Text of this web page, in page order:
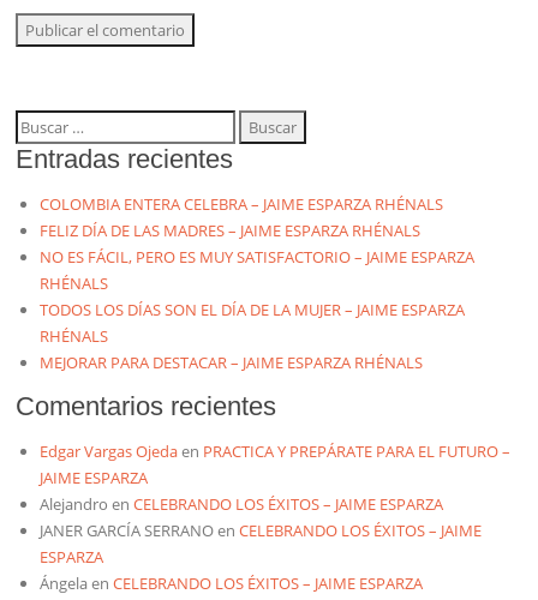
Buscar:
Entradas recientes
COLOMBIA ENTERA CELEBRA – JAIME ESPARZA RHÉNALS
FELIZ DÍA DE LAS MADRES – JAIME ESPARZA RHÉNALS
NO ES FÁCIL, PERO ES MUY SATISFACTORIO – JAIME ESPARZA
RHÉNALS
TODOS LOS DÍAS SON EL DÍA DE LA MUJER – JAIME ESPARZA
RHÉNALS
MEJORAR PARA DESTACAR – JAIME ESPARZA RHÉNALS
Comentarios recientes
Edgar Vargas Ojedaen PRACTICA Y PREPÁRATE PARA EL FUTURO –
JAIME ESPARZA
Alejandro enCELEBRANDO LOS ÉXITOS – JAIME ESPARZA
JANER GARCÍA SERRANOenCELEBRANDO LOS ÉXITOS – JAIME
ESPARZA
ÁngelaenCELEBRANDO LOS ÉXITOS – JAIME ESPARZA